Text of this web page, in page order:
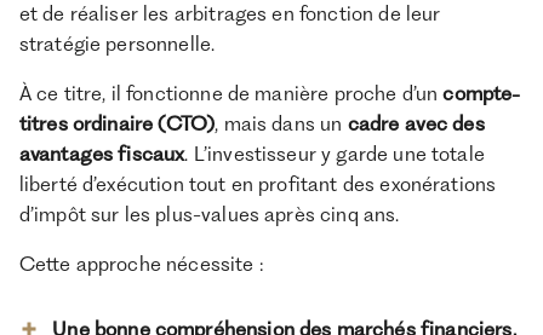
et de réaliser les arbitrages en fonction de leur
stratégie personnelle.
À ce titre, il fonctionne de manière proche d’uncompte-
titres ordinaire (CTO), mais dans un cadre avec des
avantages fiscaux. L’investisseur y garde une totale
liberté d’exécution tout en profitant des exonérations
d’impôt sur les plus-values après cinq ans.
Cette approche nécessite :
Une bonne compréhension des marchés financiers.